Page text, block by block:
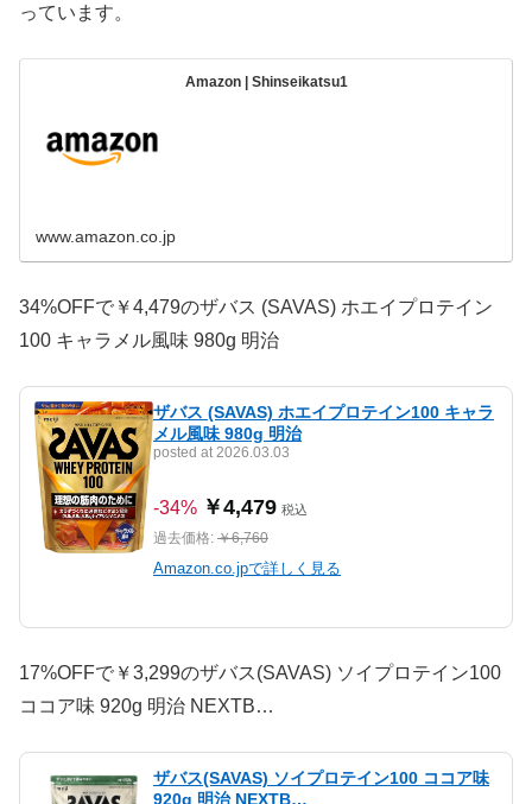
っています。
Amazon | Shinseikatsu1
www.amazon.co.jp
34%OFFで￥4,479のザバス (SAVAS) ホエイプロテイン
100 キャラメル風味 980g 明治
ザバス (SAVAS) ホエイプロテイン100 キャラ
メル風味 980g 明治
posted at 2026.03.03
-34% ￥4,479 税込
過去価格: ￥6,760
Amazon.co.jpで詳しく見る
17%OFFで￥3,299のザバス(SAVAS) ソイプロテイン100
ココア味 920g 明治 NEXTB…
ザバス(SAVAS) ソイプロテイン100 ココア味
920g 明治 NEXTB…